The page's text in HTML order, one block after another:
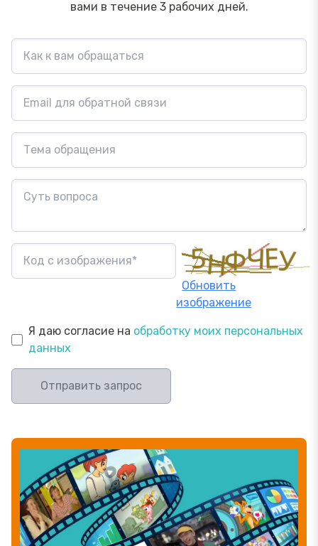
вами в течение 3 рабочих дней.
Обновить
изображение
Я даю согласие на обработку моих персональных
данных
Отправить запрос